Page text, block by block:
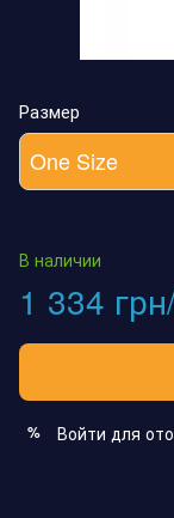
Размер
One Size
В наличии
1 334
% Войти для